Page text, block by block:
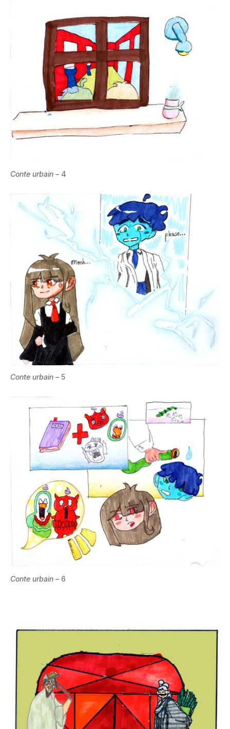
Conte urbain – 4
Conte urbain – 5
Conte urbain – 6